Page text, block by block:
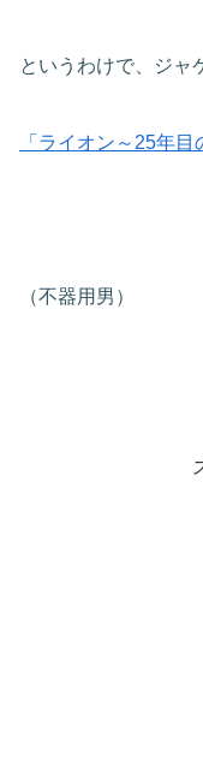
というわけで、ジャ
「ライオン～25年目
（不器用男）